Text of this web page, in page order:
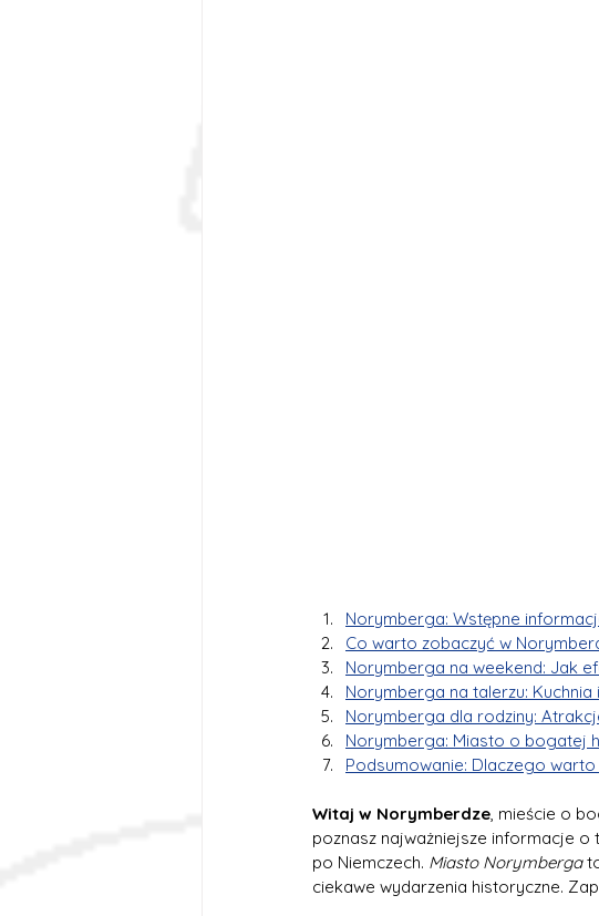
Norymberga: Wstępne
Co warto zobaczyć w
Norymberga na weekend: Jak
Norymberga na talerzu:
Norymberga dla rodziny:
Norymberga: Miasto o bogatej
Podsumowanie: Dlaczego
Witaj w Norymberdze, mieście o
poznasz najważniejsze informacje
po Niemczech. Miasto Norymberga
ciekawe wydarzenia historyczne.